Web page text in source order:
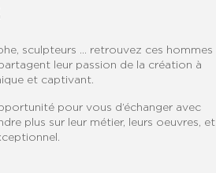
sculpteurs … retrouvez ces hommes
leur passion de la création à
et captivant.
pour vous d’échanger avec
plus sur leur métier, leurs oeuvres, et